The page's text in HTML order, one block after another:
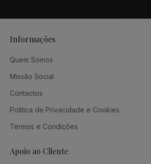
Informações
Quem Somos
Missão Social
Contactos
Política de Privacidade e Cookies
Termos e Condições
Apoio ao Cliente